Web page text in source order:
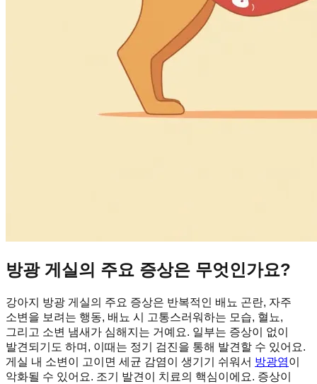
방광 게실의 주요 증상은 무엇인가요?
강아지 방광 게실의 주요 증상은 반복적인 배뇨 곤란, 자주
소변을 보려는 행동, 배뇨 시 고통스러워하는 모습, 혈뇨,
그리고 소변 냄새가 심해지는 거예요. 일부는 증상이 없이
발견되기도 하며, 이때는 정기 검진을 통해 발견할 수 있어요.
게실 내 소변이 고이면 세균 감염이 생기기 쉬워서 방광염이
악화될 수 있어요. 조기 발견이 치료의 핵심이에요. 증상이